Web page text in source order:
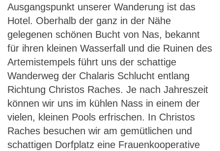
Ausgangspunkt unserer Wanderung ist das
Hotel. Oberhalb der ganz in der Nähe
gelegenen schönen Bucht von Nas, bekannt
für ihren kleinen Wasserfall und die Ruinen des
Artemistempels führt uns der schattige
Wanderweg der Chalaris Schlucht entlang
Richtung Christos Raches. Je nach Jahreszeit
können wir uns im kühlen Nass in einem der
vielen, kleinen Pools erfrischen. In Christos
Raches besuchen wir am gemütlichen und
schattigen Dorfplatz eine Frauenkooperative